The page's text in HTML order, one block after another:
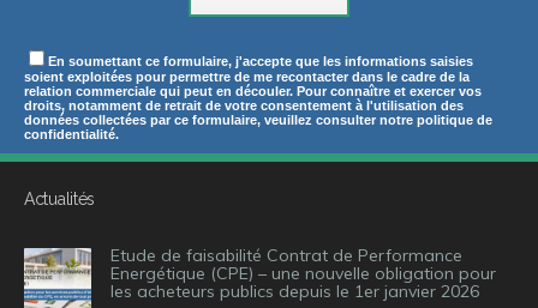
En soumettant ce formulaire, j'accepte que les informations saisies
soient exploitées pour permettre de me recontacter dans le cadre de la
relation commerciale qui peut en découler. Pour connaître et exercer vos
droits, notamment de retrait de votre consentement à l'utilisation des
données collectées par ce formulaire, veuillez consulter notre politique de
confidentialité.
Actualités
Etude de faisabilité Contrat de Performance
Energétique (CPE) – une nouvelle obligation pour
les acheteurs publics depuis le 1er janvier 2026